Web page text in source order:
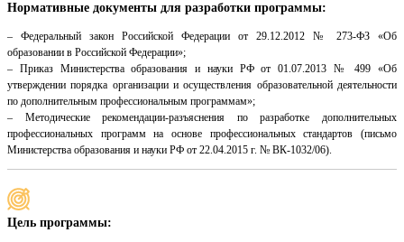
Нормативные документы для разработки программы:
– Федеральный закон Российской Федерации от 29.12.2012 № 273-ФЗ «Об
образовании в Российской Федерации»;
– Приказ Министерства образования и науки РФ от 01.07.2013 № 499 «Об
утверждении порядка организации и осуществления образовательной деятельности
по дополнительным профессиональным программам»;
– Методические рекомендации-разъяснения по разработке дополнительных
профессиональных программ на основе профессиональных стандартов (письмо
Министерства образования и науки РФ от 22.04.2015 г. № ВК-1032/06).
Цель программы: